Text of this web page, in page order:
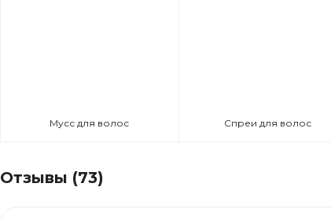
Мусс для волос Спреи для волос
Отзывы (73)